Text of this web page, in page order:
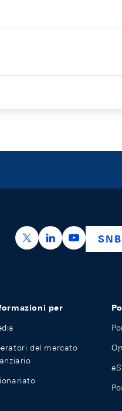
https://x.com/snb_bns
https://https://
per
del mercato